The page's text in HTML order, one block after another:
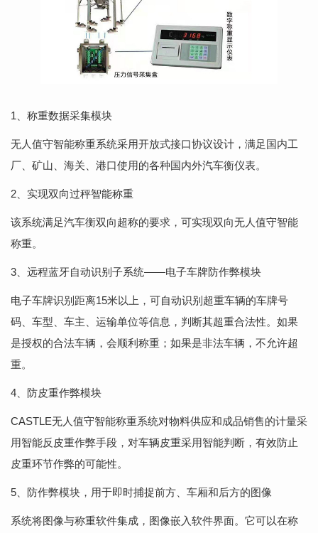
1、称重数据采集模块
无人值守智能称重系统采用开放式接口协议设计，满足国内工
厂、矿山、海关、港口使用的各种国内外汽车衡仪表。
2、实现双向过秤智能称重
该系统满足汽车衡双向超称的要求，可实现双向无人值守智能
称重。
3、远程蓝牙自动识别子系统——电子车牌防作弊模块
电子车牌识别距离15米以上，可自动识别超重车辆的车牌号
码、车型、车主、运输单位等信息，判断其超重合法性。如果
是授权的合法车辆，会顺利称重；如果是非法车辆，不允许超
重。
4、防皮重作弊模块
CASTLE无人值守智能称重系统对物料供应和成品销售的计量采
用智能反皮重作弊手段，对车辆皮重采用智能判断，有效防止
皮重环节作弊的可能性。
5、防作弊模块，用于即时捕捉前方、车厢和后方的图像
系统将图像与称重软件集成，图像嵌入软件界面。它可以在称